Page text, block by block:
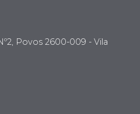
Povos 2600-009 - Vila